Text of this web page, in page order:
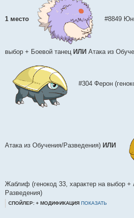
1 место #8849
выбор + Боевой танец ИЛИ Атака из
#304 Ферон
Атака из Обучения/Разведения) ИЛИ
Жаблиф (генокод 33, характер на выбор +
Разведения)
СПОЙЛЕР: + МОДИФИКАЦИЯ ПОКАЗАТЬ